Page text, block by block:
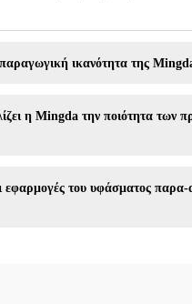
ικανότητα της
η Mingda την ποιότητα των
εφαρμογές του υφάσματος παρα-